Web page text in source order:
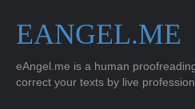
EANGEL.ME
eAngel.me is a human
correct your texts by live